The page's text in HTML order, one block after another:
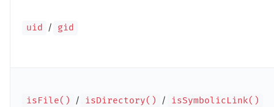
uid / gid
isFile() / isDirectory() / isSymbolicLink()